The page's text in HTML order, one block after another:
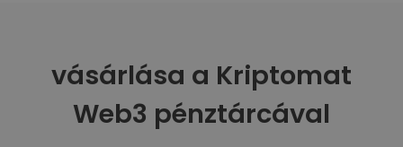
vásárlása a Kriptomat
Web3 pénztárcával